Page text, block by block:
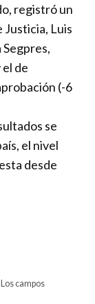
registró un
Justicia, Luis
de
(-6
se
el nivel
desde
Los campos